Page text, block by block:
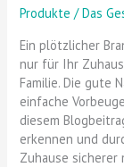
Produkte /Das
Ein plötzlicher
nur für Ihr
Familie. Die gute
einfache
diesem
erkennen und
Zuhause sicherer